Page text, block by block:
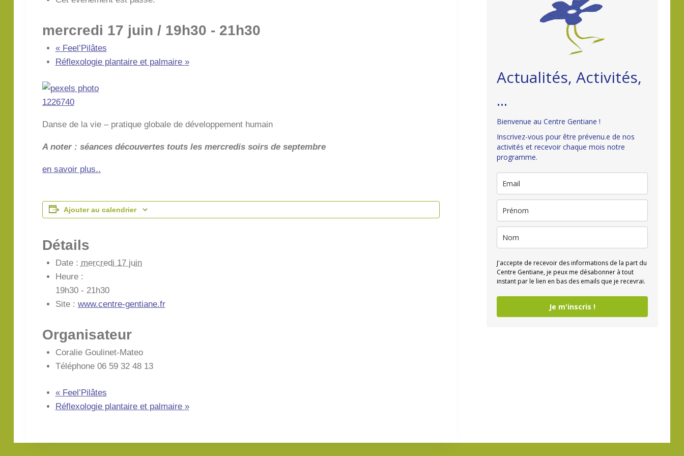
mercredi 17 juin / 19h30 - 21h30
«Feel’Pilâtes
Réflexologie plantaire et palmaire »
Danse de la vie – pratique globale de développement humain
A noter : séances découvertes touts les mercredis soirs de septembre
en savoir plus..
Ajouter au calendrier
Détails
Date : mercredi 17 juin
Heure :
19h30 - 21h30
Site : www.centre-gentiane.fr
Organisateur
Coralie Goulinet-Mateo
Téléphone 06 59 32 48 13
«Feel’Pilâtes
Réflexologie plantaire et palmaire »
Actualités, Activités,
...
Bienvenue au Centre Gentiane !
Inscrivez-vous pour être prévenu.e de nos
activités et recevoir chaque mois notre
programme.
J'accepte de recevoir des informations de la part du
Centre Gentiane, je peux me désabonner à tout
instant par le lien en bas des emails que je recevrai.
Je m'inscris !